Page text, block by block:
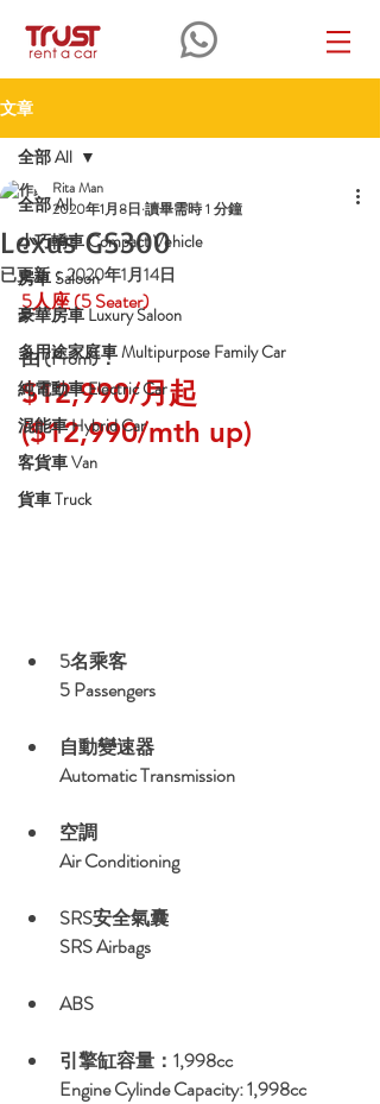
文章
全部 All
小巧轎車 Compact Vehicle
房車 Saloon
豪華房車 Luxury Saloon
多用途家庭車 Multipurpose Family Car
純電動車 Electric Car
混能車 Hybrid Car
客貨車 Van
貨車 Truck
全部 All
Lexus GS300
Rita Man
2020年1月8日 讀畢需時 1 分鐘
已更新：2020年1月14日
5人座 (5 Seater)
由 (From)：
$12,990/月起
($12,990/mth up)
5名乘客
5 Passengers
自動變速器
Automatic Transmission
空調
Air Conditioning
SRS安全氣囊
SRS Airbags
ABS
引擎缸容量：1,998cc
Engine Cylinde Capacity: 1,998cc